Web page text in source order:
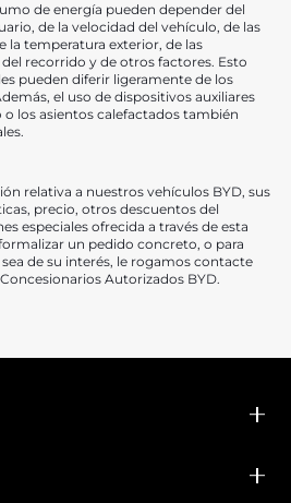
de energía pueden depender del
de la velocidad del vehículo, de las
la temperatura exterior, de las
recorrido y de otros factores. Esto
pueden diferir ligeramente de los
el uso de dispositivos auxiliares
los asientos calefactados también
relativa a nuestros vehículos BYD, sus
precio, otros descuentos del
especiales ofrecida a través de esta
un pedido concreto, o para
de su interés, le rogamos contacte
Autorizados BYD.